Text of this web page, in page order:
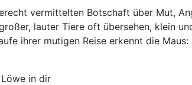
vermittelten Botschaft über Mut,
lauter Tiere oft übersehen, klein
ihrer mutigen Reise erkennt die
in dir